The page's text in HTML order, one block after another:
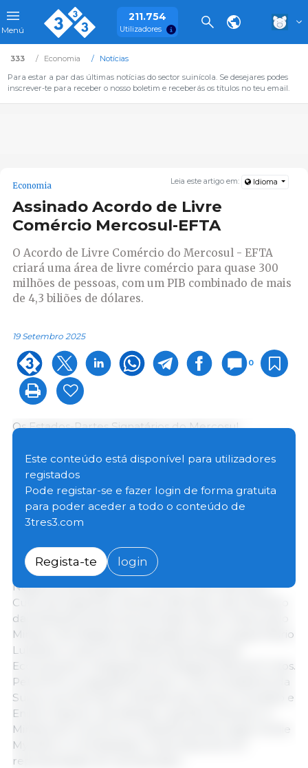
Menú
211.754
Utilizadores
333 Economia
Notícias
Para estar a par das últimas notícias do sector suinícola. Se desejares podes
inscrever-te para receber o nosso boletim e receberás os títulos no teu email.
Leia este artigo em: Idioma
Economia
Assinado Acordo de Livre
Comércio Mercosul-EFTA
O Acordo de Livre Comércio do Mercosul - EFTA
criará uma área de livre comércio para quase 300
milhões de pessoas, com um PIB combinado de mais
de 4,3 biliões de dólares.
19 Setembro 2025
0
Os Estados-Partes Signatários do Mercosul
República do Paraguai e República Oriental do
Uruguai) e os Estados da EFTA (Islândia, Principado
do Liechtenstein, Reino da Noruega e Confederação
Suíça) assinaram um Acordo de Livre Comércio no
dia 16 de setembro de 2025, no Rio de Janeiro, Brasil.
O Acordo de Livre Comércio Mercosul-EFTA foi
assinado em nome do Mercosul pelo Ministro dos
Negócios Estrangeiros, Comércio Internacional e
Culto da Argentina, Gerardo Werthein; pelo Ministro
das Relações Exteriores do Brasil, Mauro Vieira; pelo
Ministro dos Negócios Estrangeiros do Uruguai, Mario
Lubetkin; e pela Vice-Ministra das Relações
Económicas e Integração do Paraguai, Patricia Frutos.
Pela EFTA, os signatários foram o Vice-Presidente da
Suíça, Guy Parmelin; a Ministra da Cultura, Inovação e
Ensino Superior da Islândia, Logi Már Einarsson; a
Ministra do Comércio e Indústria da Noruega, Cecilie
Myrseth; e o Embaixador Frank Buechel em
representação do Liechtenstein.
Este conteúdo está disponível para utilizadores
registados
Pode registar-se e fazer login de forma gratuita
para poder aceder a todo o conteúdo de
3tres3.com
Regista-te login